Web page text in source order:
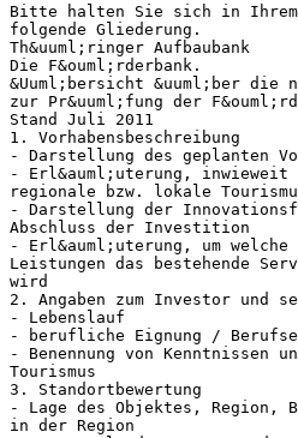
Bitte halten Sie sich in Ihrem
folgende Gliederung.
Th&uuml;ringer Aufbaubank
Die F&ouml;rderbank.
&Uuml;bersicht &uuml;ber die
zur Pr&uuml;fung der
Stand Juli 2011
1. Vorhabensbeschreibung
- Darstellung des geplanten
- Erl&auml;uterung, inwieweit
regionale bzw. lokale
- Darstellung der
Abschluss der Investition
- Erl&auml;uterung, um welche
Leistungen das bestehende
wird
2. Angaben zum Investor und
- Lebenslauf
- berufliche Eignung /
- Benennung von Kenntnissen
Tourismus
3. Standortbewertung
- Lage des Objektes, Region,
in der Region